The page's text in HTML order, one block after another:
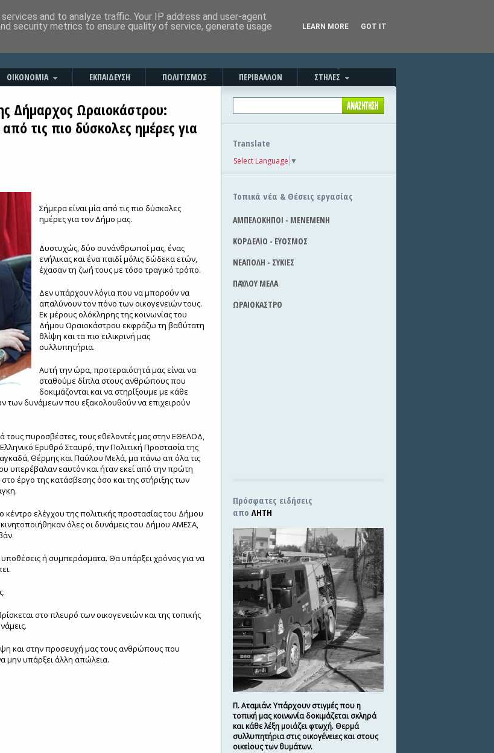
ΟΙΚΟΝΟΜΙΑ ΕΚΠΑΙΔΕΥΣΗ ΠΟΛΙΤΙΣΜΟΣ ΠΕΡΙΒΑΛΛΟΝ ΣΤΗΛΕΣ
Δήμαρχος Ωραιοκάστρου:
τις πιο δύσκολες ημέρες για
Σήμερα είναι μία από τις πιο δύσκολες
ημέρες για τον Δήμο μας.
Δυστυχώς, δύο συνάνθρωποί μας, ένας
ενήλικας και ένα παιδί μόλις δώδεκα ετών,
έχασαν τη ζωή τους με τόσο τραγικό τρόπο.
Δεν υπάρχουν λόγια που να μπορούν να
απαλύνουν τον πόνο των οικογενειών τους.
Εκ μέρους ολόκληρης της κοινωνίας του
Δήμου Ωραιοκάστρου εκφράζω τη βαθύτατη
θλίψη και τα πιο ειλικρινή μας
συλλυπητήρια.
Αυτή την ώρα, προτεραιότητά μας είναι να
σταθούμε δίπλα στους ανθρώπους που
δοκιμάζονται και να στηρίξουμε με κάθε
των δυνάμεων που εξακολουθούν να επιχειρούν
πυροσβέστες, τους εθελοντές μας στην ΕΘΕΛΟΔ,
Ερυθρό Σταυρό, την Πολιτική Προστασία της
Θέρμης και Παύλου Μελά, μα πάνω απ όλα τις
υπερέβαλαν εαυτόν και ήταν εκεί από την πρώτη
έργο της κατάσβεσης όσο και της στήριξης των
κέντρο ελέγχου της πολιτικής προστασίας του Δήμου
όλες οι δυνάμεις του Δήμου ΑΜΕΣΑ,
υποθέσεις ή συμπεράσματα. Θα υπάρξει χρόνος για να
στο πλευρό των οικογενειών και της τοπικής
και στην προσευχή μας τους ανθρώπους που
μην υπάρξει άλλη απώλεια.
Translate
Select Language ▼
Τοπικά νέα & Θέσεις εργασίας
ΑΜΠΕΛΟΚΗΠΟΙ - ΜΕΝΕΜΕΝΗ
ΚΟΡΔΕΛΙΟ - ΕΥΟΣΜΟΣ
ΝΕΑΠΟΛΗ - ΣΥΚΙΕΣ
ΠΑΥΛΟΥ ΜΕΛΑ
ΩΡΑΙΟΚΑΣΤΡΟ
Πρόσφατες ειδήσεις
απο ΛΗΤΗ
Π. Αταμιάν: Υπάρχουν στιγμές που η
τοπική μας κοινωνία δοκιμάζεται σκληρά
και κάθε λέξη μοιάζει φτωχή. Θερμά
συλλυπητήρια στις οικογένειες και στους
οικείους των θυμάτων.
and to analyze traffic. Your IP address and user-agent
security metrics to ensure quality of service, generate usage
LEARN MORE GOT IT